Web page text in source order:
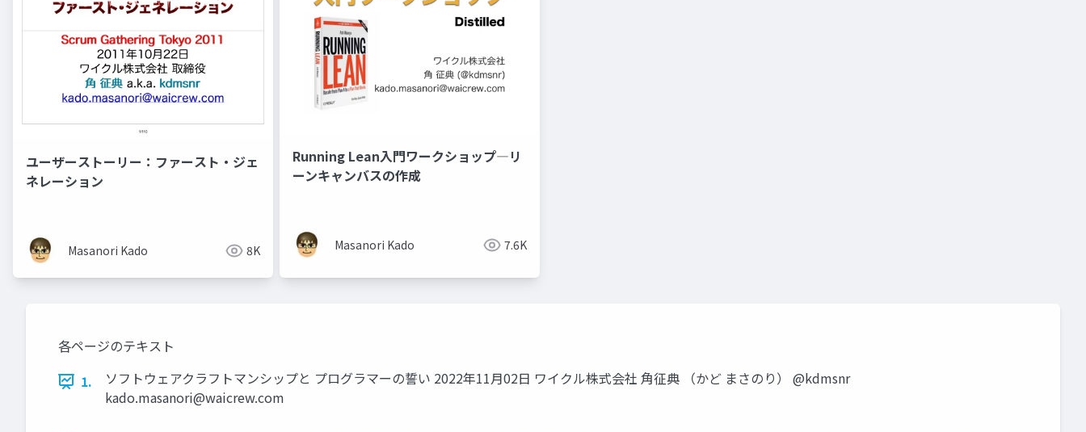
ユーザーストーリー：ファースト・ジェ
ネレーション
Masanori Kado 8K
Running Lean入門ワークショップ―リ
ーンキャンバスの作成
Masanori Kado 7.6K
各ページのテキスト
1.
ソフトウェアクラフトマンシップと プログラマーの誓い 2022年11月02日 ワイクル株式会社 角征典 （かど まさのり） @kdmsnr
kado.masanori@waicrew.com